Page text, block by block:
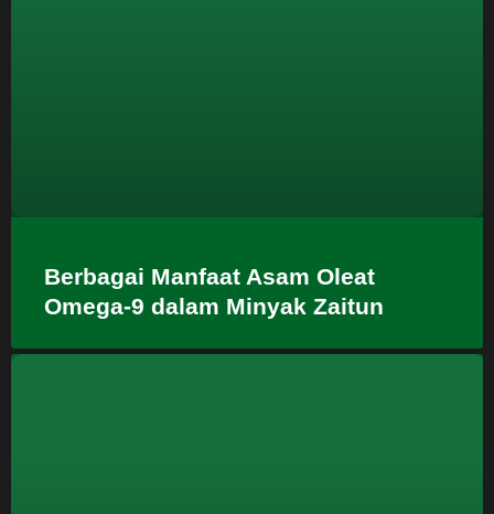
Berbagai Manfaat Asam Oleat
Omega-9 dalam Minyak Zaitun